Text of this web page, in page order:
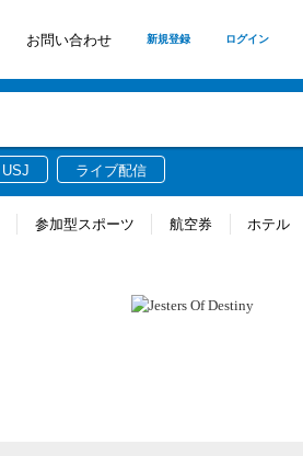
お問い合わせ 新規登録 ログイン
USJ ライブ配信
参加型スポーツ 航空券 ホテル